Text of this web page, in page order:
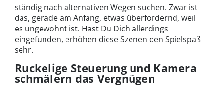
ständig nach alternativen Wegen suchen. Zwar ist
das, gerade am Anfang, etwas überfordernd, weil
es ungewohnt ist. Hast Du Dich allerdings
eingefunden, erhöhen diese Szenen den Spielspaß
sehr.
Ruckelige Steuerung und Kamera
schmälern das Vergnügen